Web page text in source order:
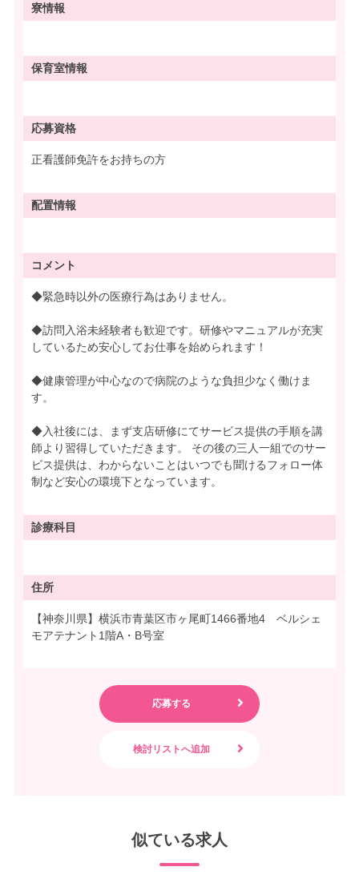
寮情報
保育室情報
応募資格
正看護師免許をお持ちの方
配置情報
コメント
◆緊急時以外の医療行為はありません。
◆訪問入浴未経験者も歓迎です。研修やマニュアルが充実
しているため安心してお仕事を始められます！
◆健康管理が中心なので病院のような負担少なく働けま
す。
◆入社後には、まず支店研修にてサービス提供の手順を講
師より習得していただきます。 その後の三人一組でのサー
ビス提供は、わからないことはいつでも聞けるフォロー体
制など安心の環境下となっています。
診療科目
住所
【神奈川県】横浜市青葉区市ヶ尾町1466番地4 ベルシェ
モアテナント1階A・B号室
似ている求人